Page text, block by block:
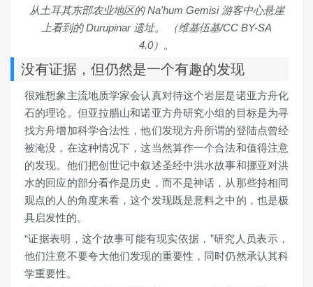
从土耳其东部农业地区的 Na'hum Gemisi 游客中心悬崖
上看到的 Durupinar 遗址。
（维基伍基/CC BY-SA
4.0）。
没有证据，但仍然是一个有趣的发现
很难想象主流地质学家会认真对待这个岩层是诺亚方舟化
石的理论。但亚拉腊山和诺亚方舟研究小组的目标是为寻
找方舟增加科学合法性，他们发现方舟所谓的登陆点曾经
被淹没，在这种情况下，这当然算作一个合法和值得注意
的发现。他们把创世记中叙述圣经中洪水故事和挪亚对洪
水的回应的部分看作是历史，而不是神话，从那些持相同
观点的人的角度来看，这个发现既是意料之中的，也是极
具启发性的。
“证据表明，这个故事可能有现实依据，”研究人员表示，
他们注意不要夸大他们发现的重要性，同时仍然承认其科
学重要性。